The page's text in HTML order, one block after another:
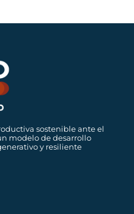
sostenible ante el
modelo de desarrollo
y resiliente